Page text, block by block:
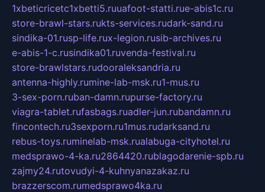
1xbeticricetc1xbetti5.ruuafoot-statti.rue-abis1c.ru
store-brawl-stars.rukts-services.rudark-sand.ru
sindika-01.rusp-life.rux-legion.rusib-archives.ru
e-abis-1-c.rusindika01.ruvenda-festival.ru
store-brawlstars.rudooraleksandria.ru
antenna-highly.rumine-lab-msk.ru1-mus.ru
3-sex-porn.ruban-damn.rupurse-factory.ru
viagra-tablet.rufasbags.ruadler-jun.rubandamn.ru
fincontech.ru3sexporn.ru1mus.rudarksand.ru
rebus-toys.ruminelab-msk.rualabuga-cityhotel.ru
medsprawo-4-ka.ru2864420.rublagodarenie-spb.ru
zajmy24.rutovudyi-4-kuhnyanazakaz.ru
brazzerscom.rumedsprawo4ka.ru